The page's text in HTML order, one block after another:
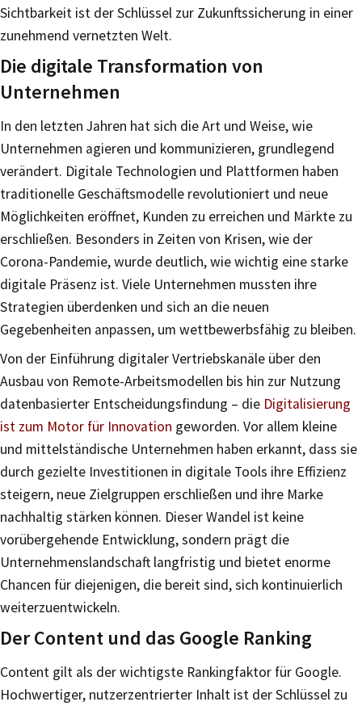
Sichtbarkeit ist der Schlüssel zur Zukunftssicherung in einer
zunehmend vernetzten Welt.
Die digitale Transformation von
Unternehmen
In den letzten Jahren hat sich die Art und Weise, wie
Unternehmen agieren und kommunizieren, grundlegend
verändert. Digitale Technologien und Plattformen haben
traditionelle Geschäftsmodelle revolutioniert und neue
Möglichkeiten eröffnet, Kunden zu erreichen und Märkte zu
erschließen. Besonders in Zeiten von Krisen, wie der
Corona-Pandemie, wurde deutlich, wie wichtig eine starke
digitale Präsenz ist. Viele Unternehmen mussten ihre
Strategien überdenken und sich an die neuen
Gegebenheiten anpassen, um wettbewerbsfähig zu bleiben.
Von der Einführung digitaler Vertriebskanäle über den
Ausbau von Remote-Arbeitsmodellen bis hin zur Nutzung
datenbasierter Entscheidungsfindung – die Digitalisierung
ist zum Motor für Innovation geworden. Vor allem kleine
und mittelständische Unternehmen haben erkannt, dass sie
durch gezielte Investitionen in digitale Tools ihre Effizienz
steigern, neue Zielgruppen erschließen und ihre Marke
nachhaltig stärken können. Dieser Wandel ist keine
vorübergehende Entwicklung, sondern prägt die
Unternehmenslandschaft langfristig und bietet enorme
Chancen für diejenigen, die bereit sind, sich kontinuierlich
weiterzuentwickeln.
Der Content und das Google Ranking
Content gilt als der wichtigste Rankingfaktor für Google.
Hochwertiger, nutzerzentrierter Inhalt ist der Schlüssel zu